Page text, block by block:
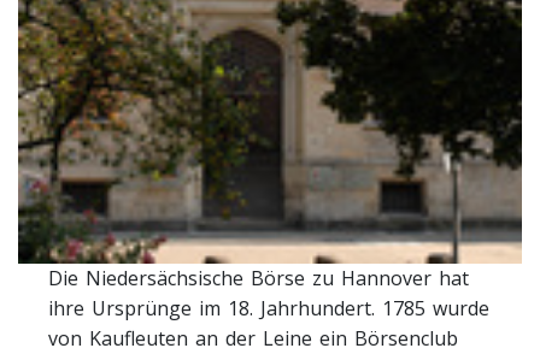
Die Niedersächsische Börse zu Hannover hat
ihre Ursprünge im 18. Jahrhundert. 1785 wurde
von Kaufleuten an der Leine ein Börsenclub